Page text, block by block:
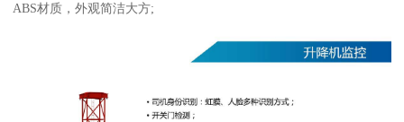
ABS材质，外观简洁大方;